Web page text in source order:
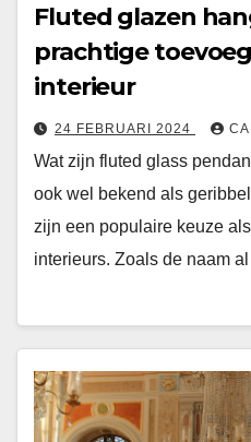
Fluted glazen
prachtige
interieur
24 FEBRUARI 2024
Wat zijn fluted glass
ook wel bekend als
zijn een populaire keuze
interieurs. Zoals de naam